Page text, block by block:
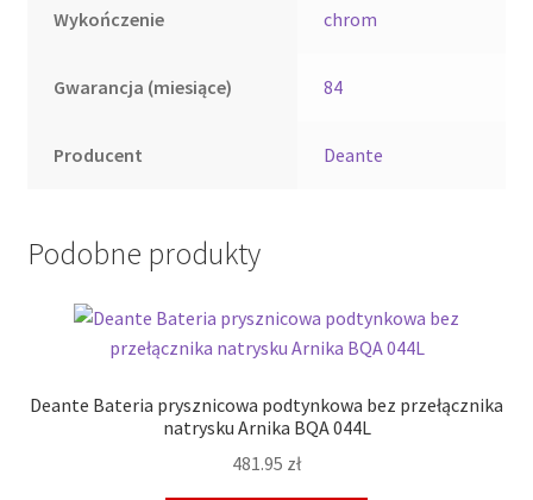
Wykończenie chrom
Gwarancja (miesiące) 84
Producent Deante
Podobne produkty
Deante Bateria prysznicowa podtynkowa bez przełącznika
natrysku Arnika BQA 044L
481.95 zł